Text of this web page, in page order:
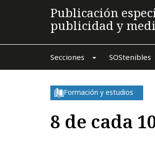
Publicación
publicidad y
Secciones SOStenibles
Formación y estudios
8 de cada